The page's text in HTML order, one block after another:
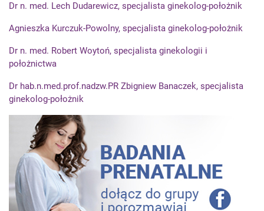
Dr n. med. Lech Dudarewicz, specjalista ginekolog-położnik
Agnieszka Kurczuk-Powolny, specjalista ginekolog-położnik
Dr n. med. Robert Woytoń, specjalista ginekologii i
położnictwa
Dr hab.n.med.prof.nadzw.PR Zbigniew Banaczek, specjalista
ginekolog-położnik